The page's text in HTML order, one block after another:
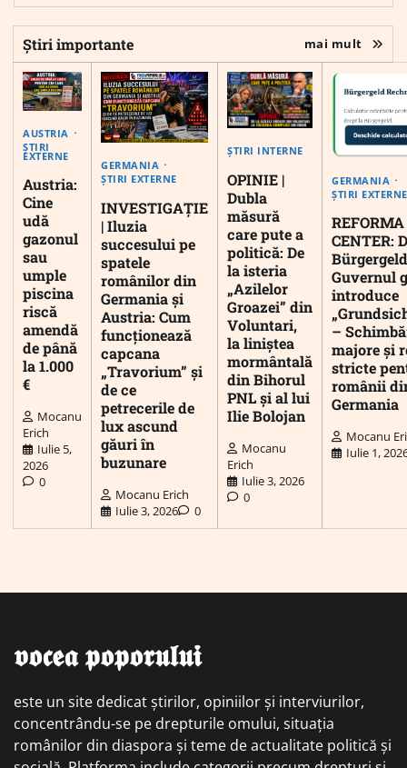
Știri importante mai mult
AUSTRIA
ȘTIRI
EXTERNE
Austria:
Cine
udă
gazonul
sau
umple
piscina
riscă
amendă
de până
la 1.000
€
Mocanu
Erich
Iulie 5,
2026
0
GERMANIA
ȘTIRI EXTERNE
INVESTIGAȚIE
| Iluzia
succesului pe
spatele
românilor din
Germania și
Austria: Cum
funcționează
capcana
„Travorium” și
de ce
petrecerile de
lux ascund
găuri în
buzunare
Mocanu Erich
Iulie 3, 2026
0
ȘTIRI INTERNE
OPINIE |
Dubla
măsură
care pute a
politică: De
la isteria
„Azilelor
Groazei” din
Voluntari,
la liniștea
mormântală
din Bihorul
PNL și al lui
Ilie Bolojan
Mocanu
Erich
Iulie 3, 2026
0
GERMANIA
ȘTIRI EXTERNE
CENTER:
Guvernul
introduce
–
majore și
stricte
românii
Germania
Mocanu
Iulie 1,
𝖛𝖔𝖈𝖊𝖆 𝖕𝖔𝖕𝖔𝖗𝖚𝖑𝖚𝖎
este un site dedicat știrilor, opiniilor și interviurilor,
concentrându-se pe drepturile omului, situația
românilor din diaspora și teme de actualitate politică și